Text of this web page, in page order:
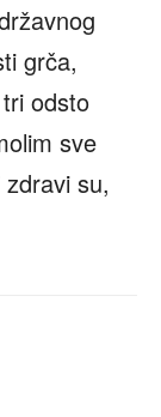
grča,
odsto
sve
su,